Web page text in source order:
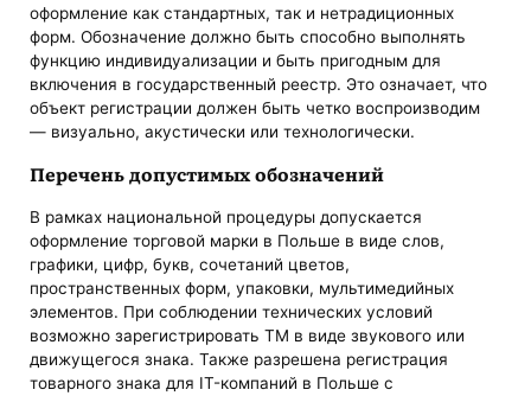
оформление как стандартных, так и нетрадиционных
форм. Обозначение должно быть способно выполнять
функцию индивидуализации и быть пригодным для
включения в государственный реестр. Это означает, что
объект регистрации должен быть четко воспроизводим
— визуально, акустически или технологически.
Перечень допустимых обозначений
В рамках национальной процедуры допускается
оформление торговой марки в Польше в виде слов,
графики, цифр, букв, сочетаний цветов,
пространственных форм, упаковки, мультимедийных
элементов. При соблюдении технических условий
возможно зарегистрировать ТМ в виде звукового или
движущегося знака. Также разрешена регистрация
товарного знака для IT-компаний в Польше с